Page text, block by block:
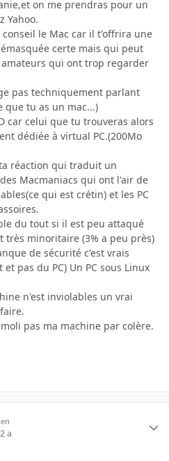
on me prendras pour un
Yahoo.
le Mac car il t'offrira une
certe mais qui peut
qui ont trop regarder
pas techniquement parlant
que tu as un mac...)
car celui que tu trouveras alors
dédiée à virtual PC.(200Mo
réaction qui traduit un
Macmaniacs qui ont l'air de
qui est crétin) et les PC
du tout si il est peu attaqué
très minoritaire (3% a peu près)
de sécurité c'est vrais
pas du PC) Un PC sous Linux
n'est inviolables un vrai
pas ma machine par colère.
a